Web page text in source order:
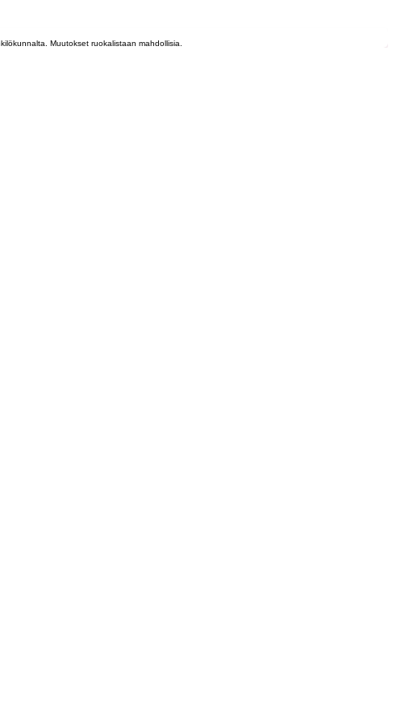
Muutokset ruokalistaan mahdollisia.